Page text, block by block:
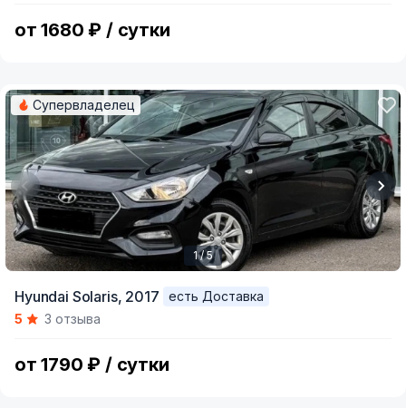
от 1680 ₽ / сутки
of
Супервладелец
1 / 5
Hyundai Solaris, 2017
есть Доставка
5
3 отзыва
от 1790 ₽ / сутки